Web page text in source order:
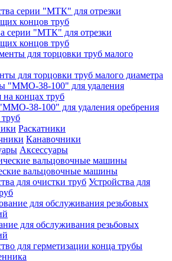
серии "МТК" для отрезки
концов труб
для торцовки труб малого диаметра
38-100" для удаления оребрения
Раскатники
Канавочники
Аксессуары
вальцовочные машины
Устройства для
для обслуживания резьбовых